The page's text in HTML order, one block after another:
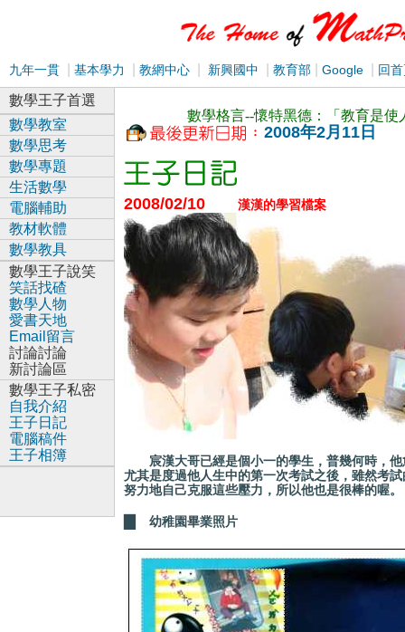
九年一貫 基本學力 教網中心 新興國中 教育部 Google 回
數學格言--懷特黑德：「教育是
2008年2月11日
2008/02/10漢漢的學習檔案
宸漢大哥已經是個小一的學生，普幾何時，
尤其是度過他人生中的第一次考試之後，雖然考
努力地自己克服這些壓力，所以他也是很棒的喔。
▇幼稚園畢業照片
數學王子首選
數學教室
數學思考
數學專題
生活數學
電腦輔助
教材軟體
數學教具
數學王子說笑
笑話找碴
數學人物
愛書天地
Email留言
討論討論
新討論區
數學王子私密
自我介紹
王子日記
電腦稿件
王子相簿